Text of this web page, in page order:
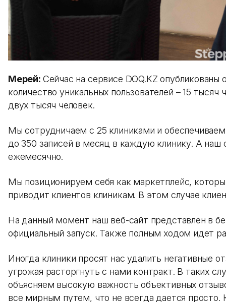
Мерей: Сейчас на сервисе DOQ.KZ
количество уникальных пользователей – 15
двух тысяч человек.
Мы сотрудничаем с 25 клиниками и
до 350 записей в месяц в каждую клинику. А наш
ежемесячно.
Мы позиционируем себя как маркетплейс,
приводит клиентов клиникам. В этом случае
На данный момент наш веб-сайт представлен в
официальный запуск. Также полным ходом идет
Иногда клиники просят нас удалить негативные
угрожая расторгнуть с нами контракт. В таких
объясняем высокую важность объективных
все мирным путем, что не всегда дается